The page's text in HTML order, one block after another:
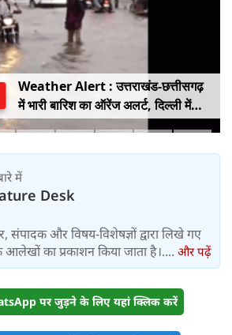
Weather Alert : उत्तराखंड-छत्तीसगढ़
में भारी बारिश का ऑरेंज अलर्ट, दिल्ली में
हल्की बारिश, जानें IMD का ताजा अपडेट
में
Desk
और विषय-विशेषज्ञों द्वारा लिखे गए
का प्रकाशन किया जाता है।.... और पढ़ें
पर जुड़ने के लिए यहां क्लिक करें